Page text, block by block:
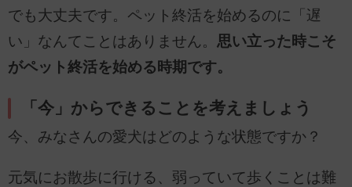
でも大丈夫です。ペット終活を始めるのに「遅
い」なんてことはありません。 思い立った時こそ
がペット終活を始める時期です。
「今」からできることを考えましょう
今、みなさんの愛犬はどのような状態ですか？
元気にお散歩に行ける、弱っていて歩くことは難